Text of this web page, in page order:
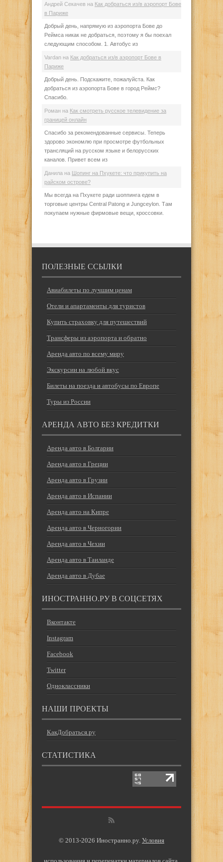
Андрей Секачев на Как добраться из/в аэропорт Бове
в Париже
Добрый день, напрямую из аэропорта Бове до
Реймса никак не добраться, поэтому я бы поехал
следующим способом. 1. Автобус из
Vardan на Как добраться из/в аэропорт Бове в
Париже
Добрый день. Подскажите, пожалуйста. Как
добраться из аэропорта Бове в город Реймс?
Спасибо.
Роман на Как смотреть русское телевидение за
границей онлайн
Спасибо за рекомендованные сервисы. Теперь
здорово экономлю при просмотре футбольных
трансляций на русском языке и белорусских
каналов. Привет всем из
Данила на Шопинг на Пхукете: что прикупить на
райском острове?
Мы всегда на Пхукете ради шоппинга едем в
торговые центры Central Patong и Jungceylon. Там
покупаем нужные фирмовые вещи, кроссовки.
ПОЛЕЗНЫЕ ССЫЛКИ
Авиабилеты по лучшим ценам
Отели и апартаменты для туристов
Купить страховку для путешествий
Трансферы из аэропорта и обратно
Аренда авто по всему миру
Экскурсии на любой вкус
Билеты на поезда и автобусы по Европе
Туры из России
АРЕНДА АВТО БЕЗ КРЕДИТКИ
Аренда авто в Болгарии
Аренда авто в Греции
Аренда авто в Грузии
Аренда авто в Испании
Аренда авто на Кипре
Аренда авто в Черногории
Аренда авто в Чехии
Аренда авто в Таиланде
Аренда авто в Дубае
ИНОСТРАННО.РУ В СОЦСЕТЯХ
Вконтакте
Instagram
Facebook
Twitter
Одноклассники
НАШИ ПРОЕКТЫ
КакДобраться.ру
СТАТИСТИКА
© 2013-2026 Иностранно.ру. Условия